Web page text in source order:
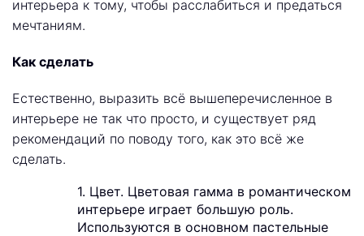
интерьера к тому, чтобы расслабиться и предаться
мечтаниям.
Как сделать
Естественно, выразить всё вышеперечисленное в
интерьере не так что просто, и существует ряд
рекомендаций по поводу того, как это всё же
сделать.
1. Цвет. Цветовая гамма в романтическом
интерьере играет большую роль.
Используются в основном пастельные